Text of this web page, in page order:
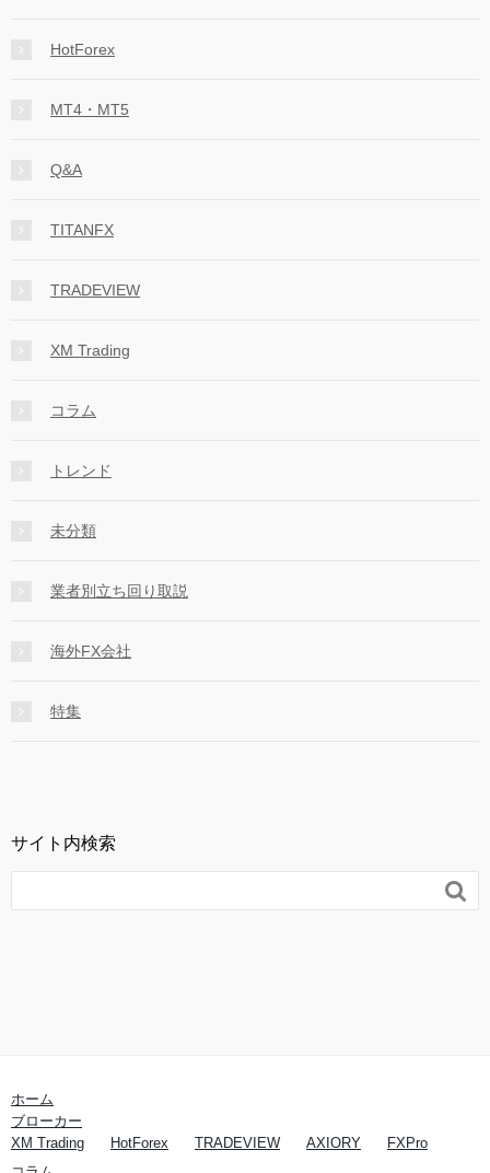
HotForex
MT4・MT5
Q&A
TITANFX
TRADEVIEW
XM Trading
コラム
トレンド
未分類
業者別立ち回り取説
海外FX会社
特集
サイト内検索

ホーム
ブローカー
XM Trading
HotForex TRADEVIEW AXIORY
FXPro